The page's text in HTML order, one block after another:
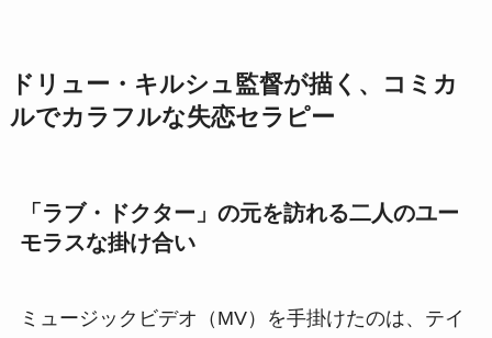
ドリュー・キルシュ監督が描く、コミカ
ルでカラフルな失恋セラピー
「ラブ・ドクター」の元を訪れる二人のユー
モラスな掛け合い
ミュージックビデオ（MV）を手掛けたのは、テイ